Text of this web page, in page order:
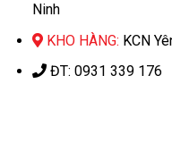
Ninh
KHO HÀNG: KCN
ĐT: 0931 339 176